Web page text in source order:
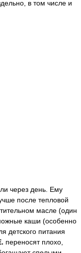
в том числе и
через день. Ему
после тепловой
масле (один
каши (особенно
детского питания
переносят плохо,